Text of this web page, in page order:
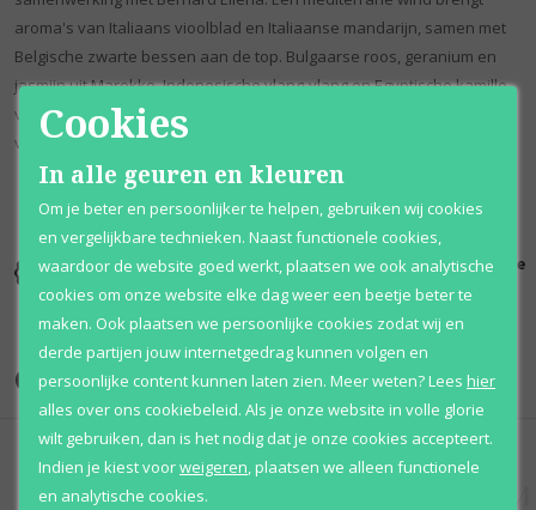
aroma's van Italiaans vioolblad en Italiaanse mandarijn, samen met
Belgische zwarte bessen aan de top. Bulgaarse roos, geranium en
jasmijn uit Marokko, Indonesische ylang-ylang en Egyptische kamille
vormen het hart. De basisnoten bestaan uit Indiaas sandelhout,
vetiver uit Haïti, eikenmos uit Joegoslavië en Tai benzoin.
Kortingen
Al 12 jaar
voordelig
100% originele
parfums
Onze merken
Cookies
In alle geuren en kleuren
Om je beter en persoonlijker te helpen, gebruiken wij cookies
en vergelijkbare technieken. Naast functionele cookies,
waardoor de website goed werkt, plaatsen we ook analytische
cookies om onze website elke dag weer een beetje beter te
maken. Ook plaatsen we persoonlijke cookies zodat wij en
derde partijen jouw internetgedrag kunnen volgen en
persoonlijke content kunnen laten zien. Meer weten?Lees hier
alles over ons cookiebeleid. Als je onze website in volle glorie
wilt gebruiken, dan is het nodig dat je onze cookies accepteert.
Indien je kiest voorweigeren plaatsen we alleen functionele
en analytische cookies.